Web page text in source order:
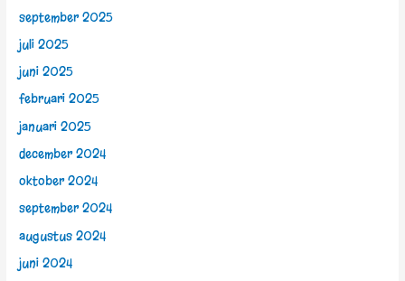
september 2025
juli 2025
juni 2025
februari 2025
januari 2025
december 2024
oktober 2024
september 2024
augustus 2024
juni 2024